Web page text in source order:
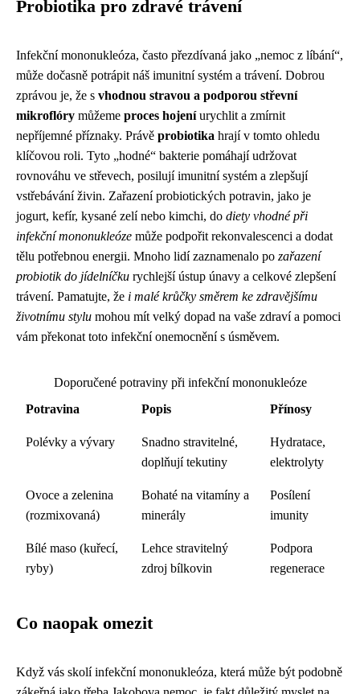
Probiotika pro zdravé trávení
Infekční mononukleóza, často přezdívaná jako „nemoc z líbání“,
může dočasně potrápit náš imunitní systém a trávení. Dobrou
zprávou je, že s vhodnou stravou a podporou střevní
mikroflóry můžeme proces hojeníurychlit a zmírnit
nepříjemné příznaky. Právě probiotika hrají v tomto ohledu
klíčovou roli. Tyto „hodné“ bakterie pomáhají udržovat
rovnováhu ve střevech, posilují imunitní systém a zlepšují
vstřebávání živin. Zařazení probiotických potravin, jako je
jogurt, kefír, kysané zelí nebo kimchi, do diety vhodné při
infekční mononukleóze může podpořit rekonvalescenci a dodat
tělu potřebnou energii. Mnoho lidí zaznamenalo po zařazení
probiotik do jídelníčku rychlejší ústup únavy a celkové zlepšení
trávení. Pamatujte, že i malé krůčky směrem ke zdravějšímu
životnímu stylu mohou mít velký dopad na vaše zdraví a pomoci
vám překonat toto infekční onemocnění s úsměvem.
Doporučené potraviny při infekční mononukleóze
Potravina
Popis Přínosy
Polévky a vývary
Snadno stravitelné,
doplňují tekutiny
Hydratace,
elektrolyty
Ovoce a zelenina
(rozmixovaná)
Bohaté na vitamíny a
minerály
Posílení
imunity
Bílé maso (kuřecí,
ryby)
Lehce stravitelný
zdroj bílkovin
Podpora
regenerace
Co naopak omezit
Když vás skolí infekční mononukleóza, která může být podobně